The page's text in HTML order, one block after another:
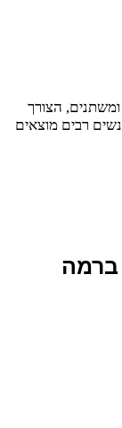
הצורך
רבים מוצאים
ברמה